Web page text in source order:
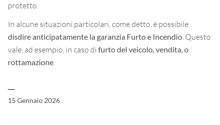
protetto.
In alcune situazioni particolari, come detto, è possibile
disdire anticipatamente la garanzia Furto e Incendio. Questo
vale, ad esempio, in caso di furto del veicolo, vendita, o
rottamazione.
15 Gennaio 2026